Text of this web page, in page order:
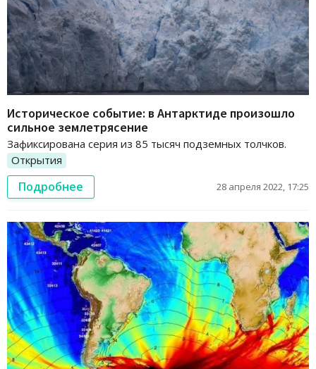
Историческое событие: в Антарктиде произошло
сильное землетрясение
Зафиксирована серия из 85 тысяч подземных толчков.
Открытия
Подробнее 28 апреля 2022, 17:25